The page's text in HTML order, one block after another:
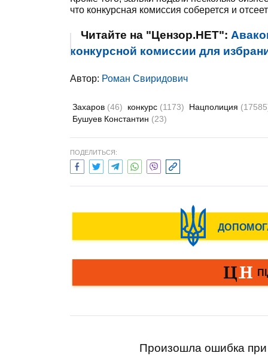
что конкурсная комиссия соберется и
Читайте на "Цензор.НЕТ":
конкурсной комиссии для
Автор: Роман Свиридович
Захаров (46) конкурс (1173) Нацполиция
Бушуев Константин (23)
ПОДЕЛИТЬСЯ:
Произошла ошибка при